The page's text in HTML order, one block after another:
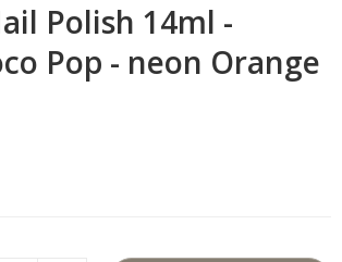
Polish 14ml -
Pop - neon Orange